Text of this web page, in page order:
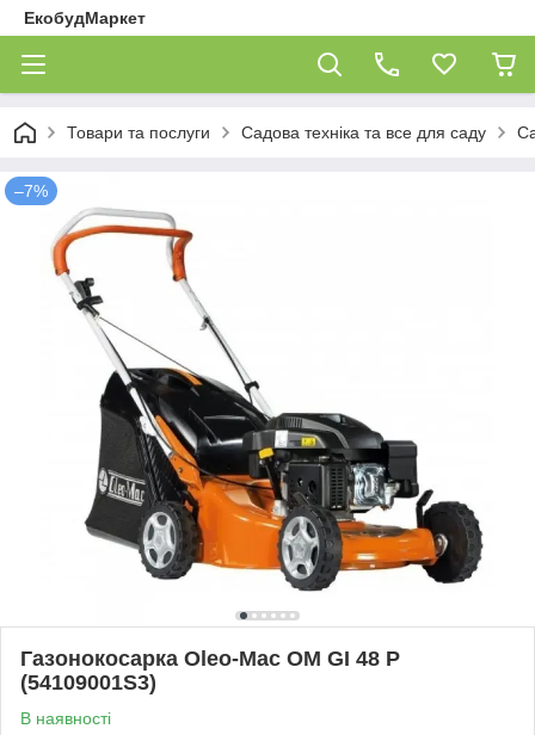
ЕкобудМаркет
Товари та послуги Садова техніка та все для саду
–7%
Газонокосарка Oleo-Mac OM GI 48 P
(54109001S3)
В наявності